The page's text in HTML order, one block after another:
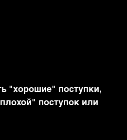
"хорошие" поступки,
поступок или